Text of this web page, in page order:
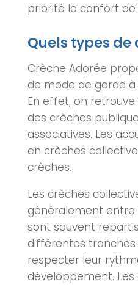
priorité le confort
Quels types de
Crèche Adorée
de mode de garde à
En effet, on retrouve
des crèches
associatives. Les
en crèches
crèches.
Les crèches
généralement entre
sont souvent
différentes tranches
respecter leur
développement. Les